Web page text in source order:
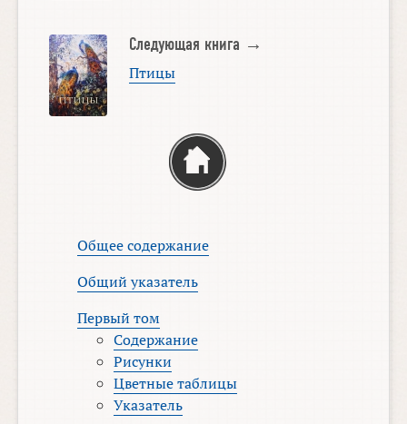
Следующая книга →
Птицы
Общее содержание
Общий указатель
Первый том
Содержание
Рисунки
Цветные таблицы
Указатель